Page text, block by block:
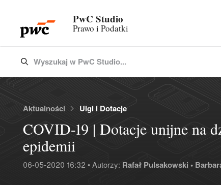
PwC Studio
Prawo i Podatki
Type 3 or more characters for results.
Wyszukaj w PwC Studio...
Aktualności Ulgi i Dotacje
COVID-19 | Dotacje unijne na
epidemii
06-05-2020 16:32 • Autorzy: Rafał Pulsakowski •